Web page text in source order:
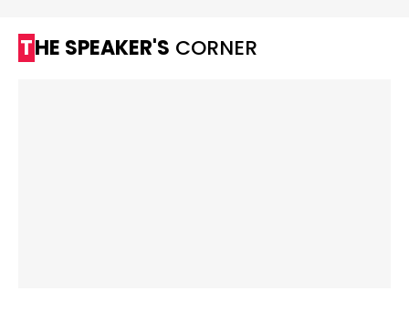
THE SPEAKER'S CORNER